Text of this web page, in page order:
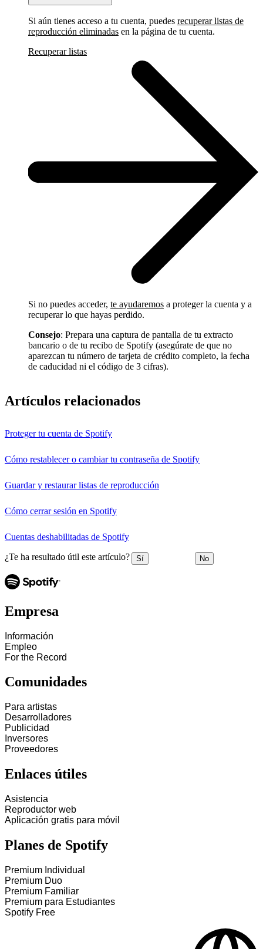
Si aún tienes acceso a tu cuenta, puedes recuperar listas de
reproducción eliminadas en la página de tu cuenta.
Recuperar listas
Si no puedes acceder, te ayudaremos a proteger la cuenta y a
recuperar lo que hayas perdido.
Consejo: Prepara una captura de pantalla de tu extracto
bancario o de tu recibo de Spotify (asegúrate de que no
aparezcan tu número de tarjeta de crédito completo, la fecha
de caducidad ni el código de 3 cifras).
Artículos relacionados
Proteger tu cuenta de Spotify
Cómo restablecer o cambiar tu contraseña de Spotify
Guardar y restaurar listas de reproducción
Cómo cerrar sesión en Spotify
Cuentas deshabilitadas de Spotify
¿Te ha resultado útil este artículo? Sí No
Empresa
Información
Empleo
For the Record
Comunidades
Para artistas
Desarrolladores
Publicidad
Inversores
Proveedores
Enlaces útiles
Asistencia
Reproductor web
Aplicación gratis para móvil
Planes de Spotify
Premium Individual
Premium Duo
Premium Familiar
Premium para Estudiantes
Spotify Free